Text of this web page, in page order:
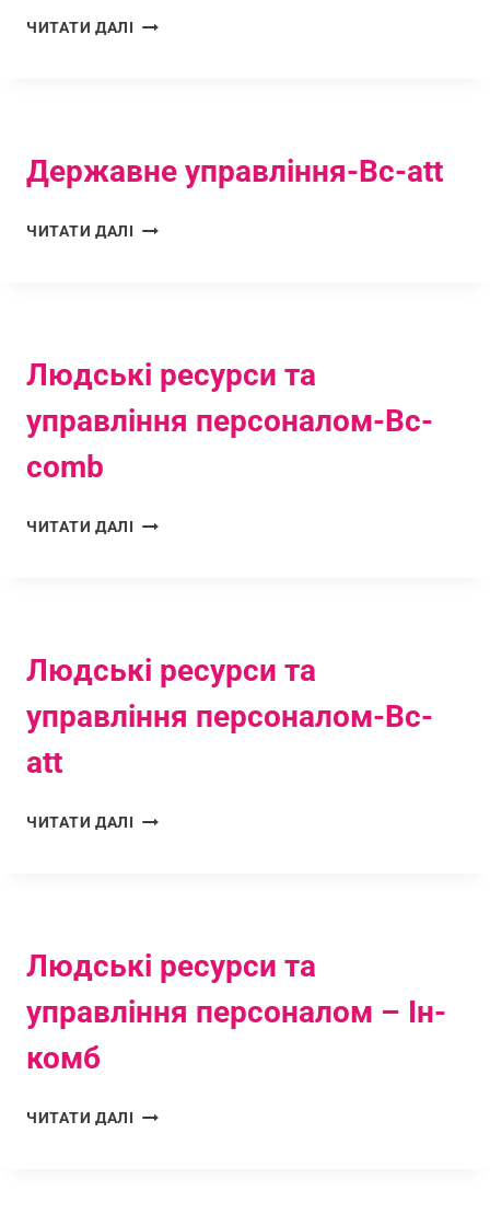
ЧИТАТИ ДАЛІ
Державне управління-Bc-att
ЧИТАТИ ДАЛІ
Людські ресурси та
управління персоналом-Bc-
comb
ЧИТАТИ ДАЛІ
Людські ресурси та
управління персоналом-Bc-
att
ЧИТАТИ ДАЛІ
Людські ресурси та
управління персоналом – Ін-
комб
ЧИТАТИ ДАЛІ